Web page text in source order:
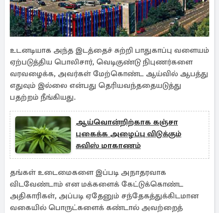
உடனடியாக அந்த இடத்தைச் சுற்றி பாதுகாப்பு வளையம்
ஏற்படுத்திய பொலிசார், வெடிகுண்டு நிபுணர்களை
வரவழைக்க, அவர்கள் மேற்கொண்ட ஆய்வில் ஆபத்து
எதுவும் இல்லை என்பது தெரியவந்ததையடுத்து
பதற்றம் நீங்கியது.
ஆய்வொன்றிற்காக கஞ்சா
புகைக்க அழைப்பு விடுக்கும்
சுவிஸ் மாகாணம்
தங்கள் உடைமைகளை இப்படி அநாதரவாக
விடவேண்டாம் என மக்களைக் கேட்டுக்கொண்ட
அதிகாரிகள், அப்படி ஏதேனும் சந்தேகத்துக்கிடமான
வகையில் பொருட்களைக் கண்டால் அவற்றைத்